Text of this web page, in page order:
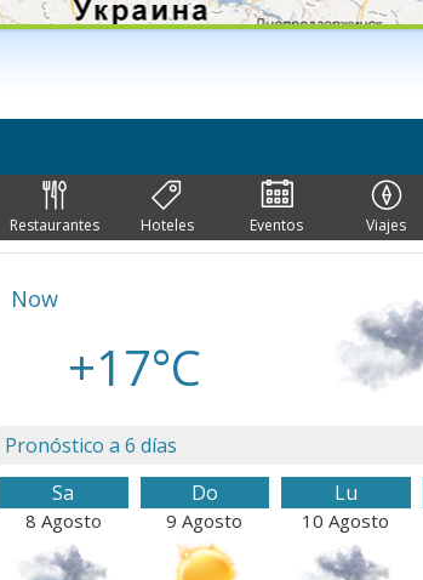
Restaurantes Hoteles Eventos Viajes
Now
+17°C
Pronóstico a 6 días
Sa
8 Agosto
Do
9 Agosto
Lu
10 Agosto